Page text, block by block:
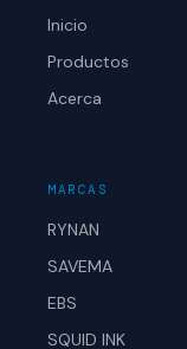
Inicio
Productos
Acerca
MARCAS
RYNAN
SAVEMA
EBS
SQUID INK